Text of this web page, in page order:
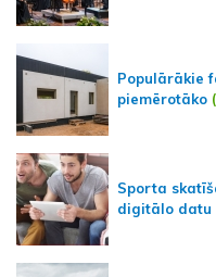
Populārākie
piemērotāko
Sporta
digitālo datu